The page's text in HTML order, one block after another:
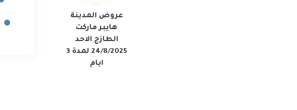
عروض المدينة
هايبر ماركت
الطازج الاحد
24/8/2025 لمدة 3
ايام